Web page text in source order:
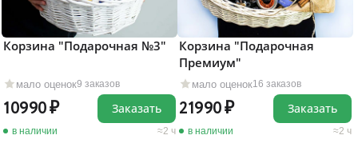
мало оценок9 заказов
Корзина "Подарочная №3"
10990
в наличии 2 ч
Заказать
мало оценок16 заказов
Корзина "Подарочная
Премиум"
21990
в наличии 2 ч
Заказать